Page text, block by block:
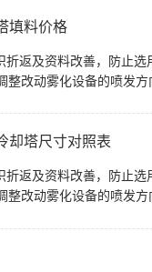
填料价格
返及资料改善，防止
改动雾化设备的喷发
却塔尺寸对照表
返及资料改善，防止
改动雾化设备的喷发